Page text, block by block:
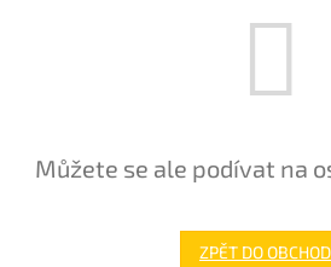
Můžete se ale podívat na
ZPĚT DO